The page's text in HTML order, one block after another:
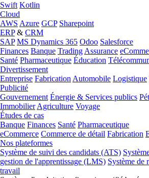
Swift Kotlin
Cloud
AWS Azure GCP Sharepoint
ERP& CRM
SAP MS Dynamics 365 Odoo Salesforce
Finances Banque Trading Assurance
Santé Pharmaceutique Éducation
Divertissement
Entreprise Fabrication Automobile Logistique
Publicité
Gouvernement Énergie & Services publics
Immobilier Agriculture Voyage
Études de cas
Banque Finances Santé Pharmaceutique
eCommerce Commerce de détail Fabrication
Nos plateformes
Système de suivi des candidats (ATS)
gestion de l'apprentissage (LMS) Système de
travail